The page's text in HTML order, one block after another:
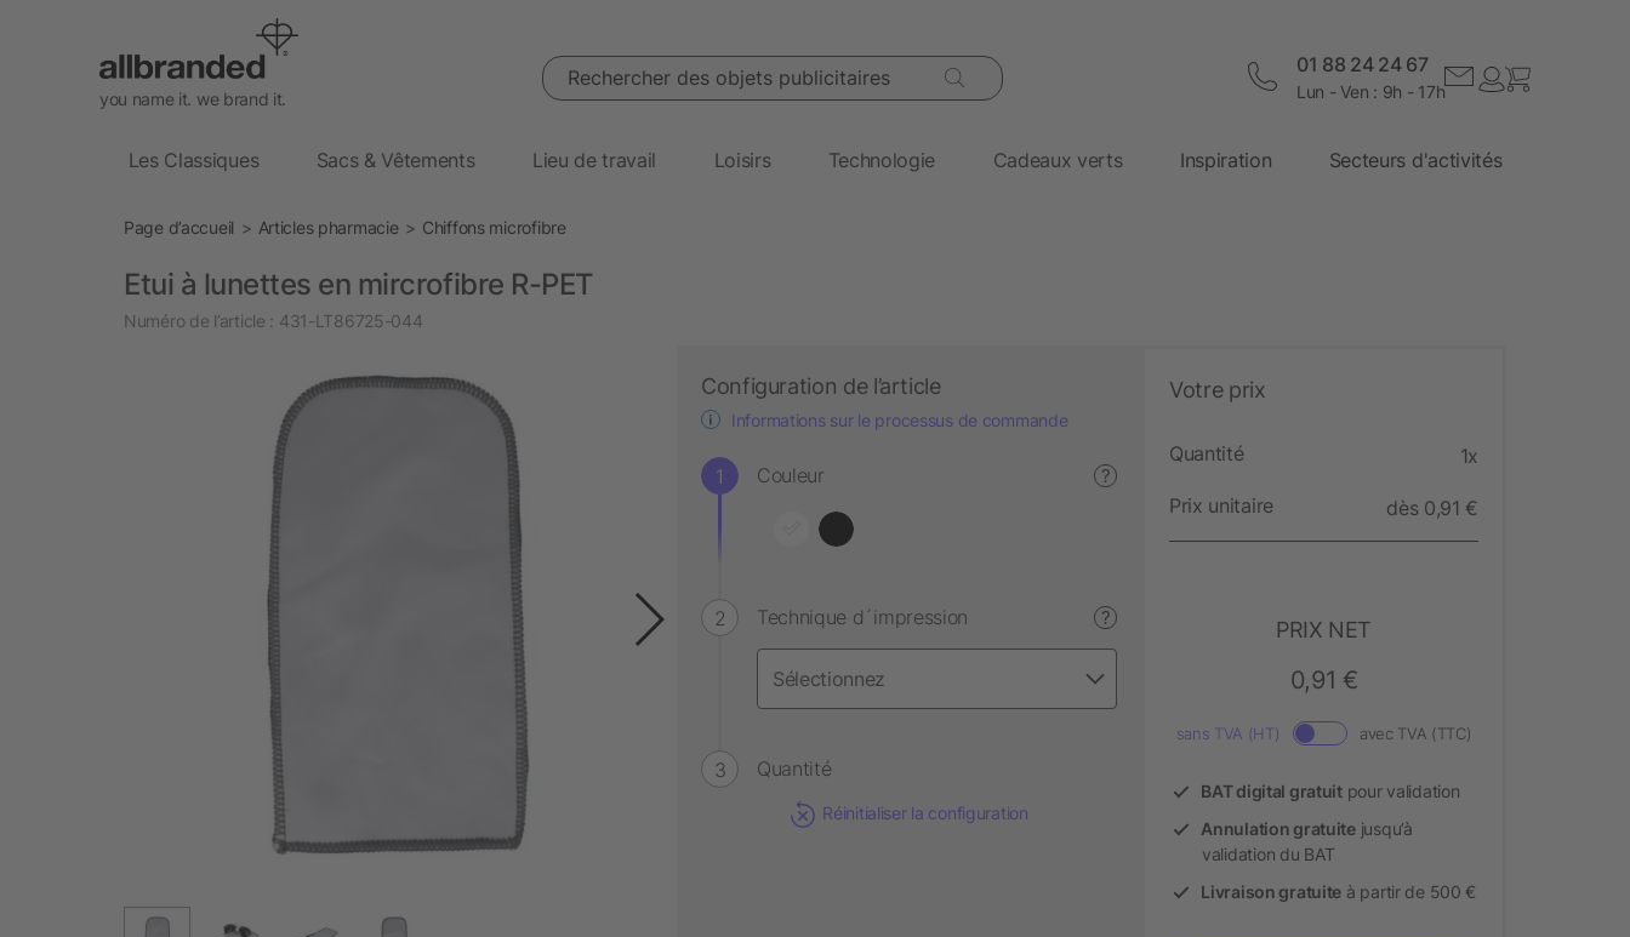
you name it. we brand it.
Rechercher des objets publicitaires 01 88 24 24 67
Lun - Ven : 9h - 17h
Les Classiques Sacs & Vêtements Lieu de travail Loisirs Technologie Cadeaux verts Inspiration Secteurs d'activités
Page d’accueil Articles pharmacie Chiffons microfibre
Etui à lunettes en mircrofibre R-PET
Numéro de l’article : 431-LT86725-044
Configuration de l’article
Informations sur le processus de commande
Couleur ?
Technique d´impression ?
Quantité
Réinitialiser la configuration
Votre prix
Quantité 1x
Prix unitaire dès 0,91 €
PRIX NET
0,91 €
sans TVA (HT) avec TVA (TTC)
BAT digital gratuitpour validation
Annulation gratuitejusqu’à
validation du BAT
Livraison gratuite à partir de 500 €